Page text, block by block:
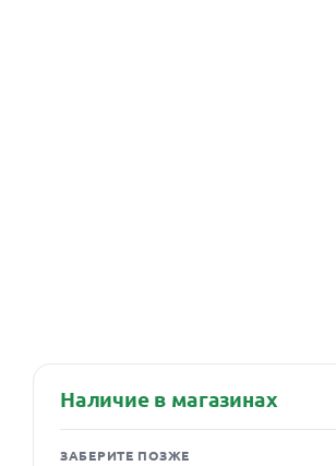
Наличие в магазинах
ЗАБЕРИТЕ ПОЗЖЕ